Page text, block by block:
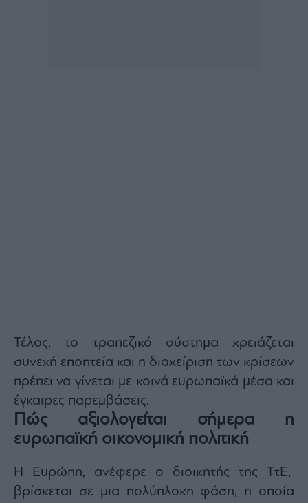
Τέλος, το τραπεζικό σύστημα χρειάζεται
συνεχή εποπτεία και η διαχείριση των κρίσεων
πρέπει να γίνεται με κοινά ευρωπαϊκά μέσα και
έγκαιρες παρεμβάσεις.
Πώς αξιολογείται σήμερα η
ευρωπαϊκή οικονομική πολιτική
Η Ευρώπη, ανέφερε ο διοικητής της ΤτΕ,
βρίσκεται σε μια πολύπλοκη φάση, η οποία